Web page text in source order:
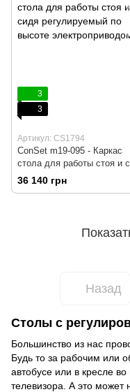
без памяти
3
3
Артикул: CS1794
ConSet m19-095 - Каркас
стола для работы стоя и
регулируемый по высоте
электроприводом, Серый,
36 140 грн
Назад
Столы с
Большинство из нас
Будь то за рабочим или
автобусе или в кресле
телевизора. А это